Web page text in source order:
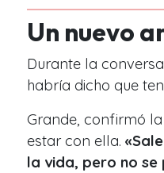
Un nuevo
Durante la
habría dicho que
Grande, confirmó
estar con ella.
la vida, pero no